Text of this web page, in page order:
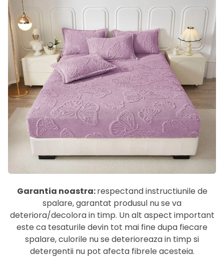
Garantia noastra:respectand instructiunile de
spalare, garantat produsul nu se va
deteriora/decolora in timp. Un alt aspect important
este ca tesaturile devin tot mai fine dupa fiecare
spalare, culorile nu se deterioreaza in timp si
detergentii nu pot afecta fibrele acesteia.